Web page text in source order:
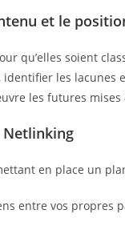
et le
qu’elles soient
les
les futures
Netlinking
en place un
entre vos